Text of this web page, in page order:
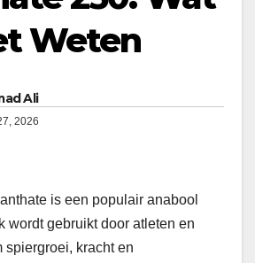
Weten
Ali
2026
is een populair anabool
wordt gebruikt door atleten en
spiergroei, kracht en